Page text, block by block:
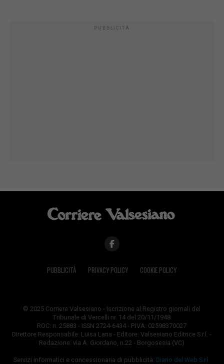
PUBBLICITÀ
PUBBLICITÀ PRIVACY POLICY COOKIE POLICY
© 2025 Corriere Valsesiano - Iscrizione al Registro giornali del
Tribunale di Vercelli nr. 14 del 20/11/1948
ROC: n. 25883 - ISSN 2724-6434 - P.IVA: 02598370027
Direttore Responsabile: Luisa Lana - Editore: Valsesiano Editrice S.r.l. -
Redazione: via A. Giordano, n.22 - Borgosesia (VC)
Servizi informatici e concessionaria di pubblicità: Diario del Web S.r.l.